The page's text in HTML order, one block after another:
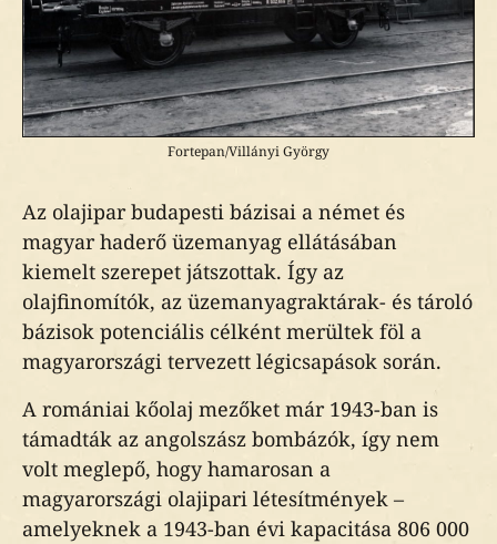
Fortepan/Villányi György
Az olajipar budapesti bázisai a német és
magyar haderő üzemanyag ellátásában
kiemelt szerepet játszottak. Így az
olajfinomítók, az üzemanyagraktárak- és tároló
bázisok potenciális célként merültek föl a
magyarországi tervezett légicsapások során.
A romániai kőolaj mezőket már 1943-ban is
támadták az angolszász bombázók, így nem
volt meglepő, hogy hamarosan a
magyarországi olajipari létesítmények –
amelyeknek a 1943-ban évi kapacitása 806 000